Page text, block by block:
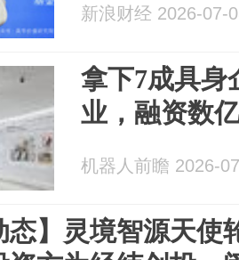
新浪财经 2026-07-
拿下7成具身
业，融资数
机器人前瞻 2026-
态】灵境智源天